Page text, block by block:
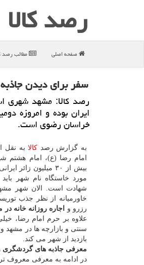
رصد كالا
صفحه اصلی مطالب رصد
سفر برای دیدن
رصد كالا: مشهد شهری
ایران بوده و امروزه
خراسان رضوی است.
به گزارش رصد كالابه نقل
امام رضا (ع)، امام هشتم
مورد خاستگاه نام شهر
شهادت است. الان شهر
خاورمیانه از نظر جذب
رزرو و اجاره روزانه خانه
علاوه بر حرم امام رضا،
سنتی و بازارچه ها در مشهد
بازدید از شهر می كند.
معرفی جاذبه های گردشگری
در ادامه به معرفی معروف